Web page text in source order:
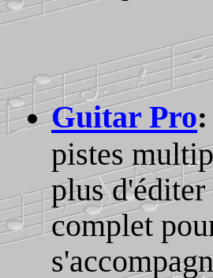
Guitar Pro:
pistes
plus
complet